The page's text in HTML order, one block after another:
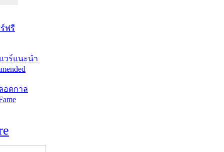
ฟรี
วร์แนะนำ
อดกาล